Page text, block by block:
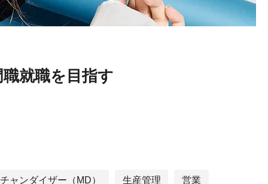
就職を目指す
ャンダイザー（MD） 生産管理 営業